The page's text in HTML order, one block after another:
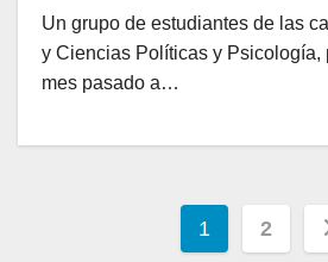
Un grupo de estudiantes de las
y Ciencias Políticas y Psicología,
mes pasado a…
1 2